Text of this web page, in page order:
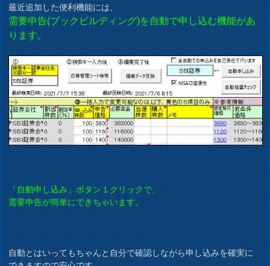
最近追加した便利機能には、
需要申告(ブックビルディング)を自動で申し込む機能があ
ります。
「自動申し込み」ボタン１クリックで、
需要申告が簡単にできちゃいます。
自動とはいってもちゃんと自分で確認しながら申し込みを確実に